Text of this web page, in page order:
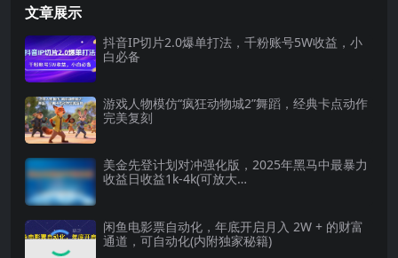
文章展示
抖音IP切片2.0爆单打法，千粉账号5W收益，小
白必备
游戏人物模仿“疯狂动物城2”舞蹈，经典卡点动作
完美复刻
美金先登计划对冲强化版，2025年黑马中最暴力
收益日收益1k-4k(可放大…
闲鱼电影票自动化，年底开启月入 2W + 的财富
通道，可自动化(内附独家秘籍)